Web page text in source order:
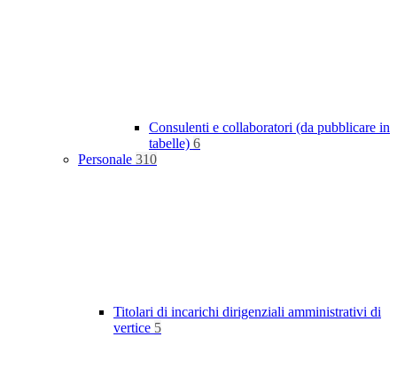
Consulenti e collaboratori (da pubblicare in
tabelle) 6
Personale 310
Titolari di incarichi dirigenziali amministrativi di
vertice 5